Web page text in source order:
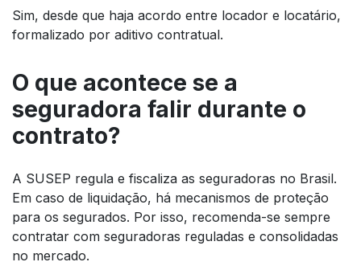
Sim, desde que haja acordo entre locador e locatário,
formalizado por aditivo contratual.
O que acontece se a
seguradora falir durante o
contrato?
A SUSEP regula e fiscaliza as seguradoras no Brasil.
Em caso de liquidação, há mecanismos de proteção
para os segurados. Por isso, recomenda-se sempre
contratar com seguradoras reguladas e consolidadas
no mercado.